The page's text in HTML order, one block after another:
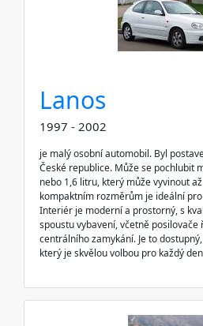
Lanos
1997 - 2002
je malý osobní automobil. Byl
České republice. Může se pochlubit
nebo 1,6 litru, který může vyvinout
kompaktním rozměrům je ideální
Interiér je moderní a prostorný, s
spoustu vybavení, včetně posilovače
centrálního zamykání. Je to
který je skvělou volbou pro každý